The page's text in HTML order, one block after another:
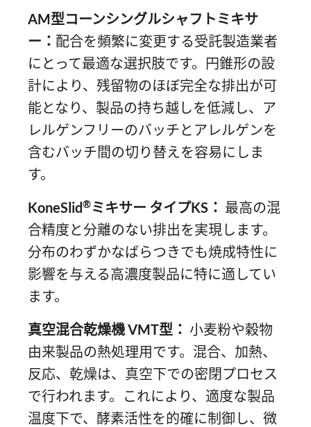
AM型コーンシングルシャフトミキサ
ー： 配合を頻繁に変更する受託製造業者
にとって最適な選択肢です。円錐形の設
計により、残留物のほぼ完全な排出が可
能となり、製品の持ち越しを低減し、ア
レルゲンフリーのバッチとアレルゲンを
含むバッチ間の切り替えを容易にしま
す。
KoneSlid®ミキサー タイプKS： 最高の混
合精度と分離のない排出を実現します。
分布のわずかなばらつきでも焼成特性に
影響を与える高濃度製品に特に適してい
ます。
真空混合乾燥機 VMT型： 小麦粉や穀物
由来製品の熱処理用です。混合、加熱、
反応、乾燥は、真空下での密閉プロセス
で行われます。これにより、適度な製品
温度下で、酵素活性を的確に制御し、微